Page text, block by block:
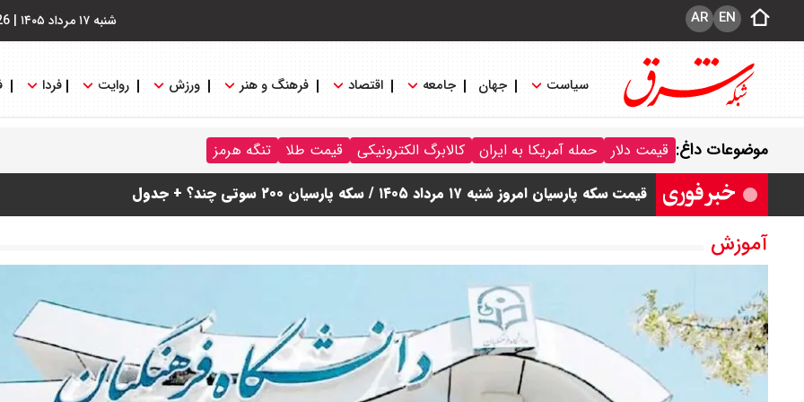
شنبه ۱۷ مرداد ۱۴۰۵ | EN
AR
سیاست جهان جامعه اقتصاد فرهنگ و هنر ورزش روایت فردا
موضوعات داغ: قیمت دلار حمله آمریکا به ایران کالابرگ الکترونیکی قیمت طلا
تنگه هرمز
قیمت سکه پارسیان امروز شنبه ۱۷ مرداد ۱۴۰۵ / سکه پارسیان ۲۰۰ سوتی چند؟ + جدول
قیمت دلار و یورو امروز شنبه ۱۷ مرداد ۱۴۰۵ / هر دلار چند؟ + جدول
آموزش